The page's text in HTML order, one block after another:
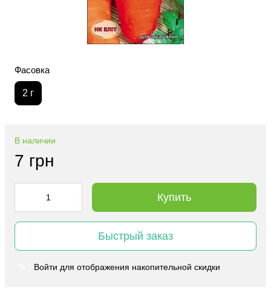
Фасовка
2 г
В наличии
7 грн
Купить
Быстрый заказ
Войти для отображения накопительной скидки